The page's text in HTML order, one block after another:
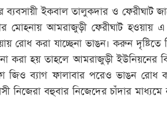
ব্যবসায়ী ইকবাল তালুকদার ও ফেরীঘাট
মোহনায় আমরাজুড়ী ফেরীঘাট হওয়ায় এ
রোধ করা যাচ্ছেনা ভাঙন। করুন দৃষ্টিতে
করা হয় তাহলে আমরাজুড়ী ইউনিয়নের
জিও ব্যাগ ফালাবার পরেও ভাঙন রোধ
নিজেরা বহুবার নিজেদের চাঁদার